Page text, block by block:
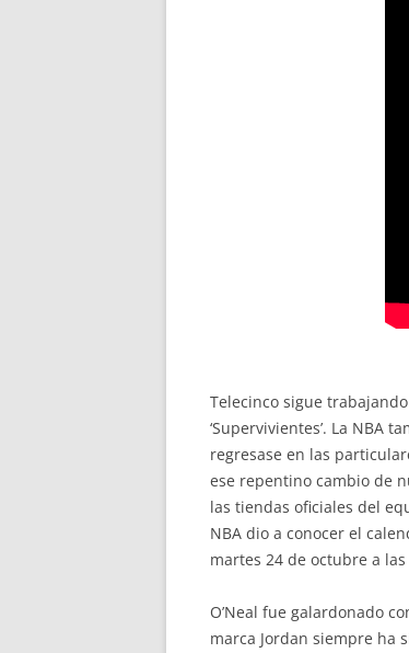
Telecinco sigue
‘Supervivientes’. La NBA
regresase en las
ese repentino cambio de
las tiendas oficiales del
NBA dio a conocer el
martes 24 de octubre a las
O’Neal fue galardonado
marca Jordan siempre ha